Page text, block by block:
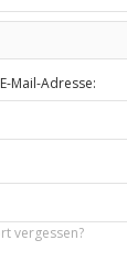
Mail-Adresse:
vergessen?